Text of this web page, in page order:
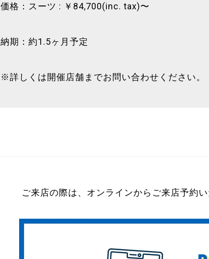
価格：スーツ : ￥84,700(inc. tax)〜
納期：約1.5ヶ月予定
※詳しくは開催店舗までお問い合わせください。
ご来店の際は、オンラインからご来店予約